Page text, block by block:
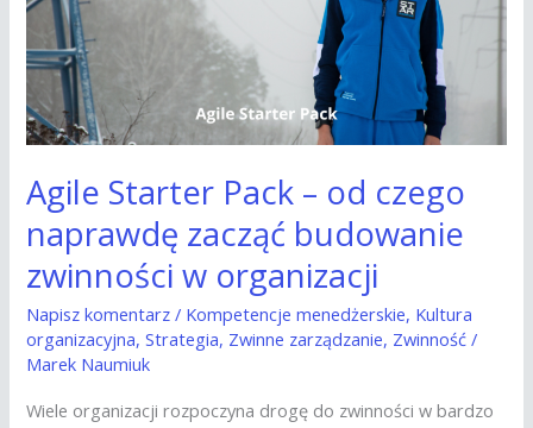
Agile Starter Pack – od czego
naprawdę zacząć budowanie
zwinności w organizacji
Napisz komentarz / Kompetencje menedżerskie, Kultura
organizacyjna,Strategia, Zwinne zarządzanie, Zwinność /
Marek Naumiuk
Wiele organizacji rozpoczyna drogę do zwinności w bardzo
od
czego
naprawdę
zacząć
budowanie
zwinności
w
organizacji